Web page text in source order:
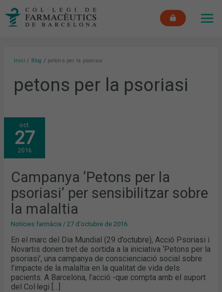
Inici Blog petons per la psoriasi
petons per la psoriasi
oct.
27
2016
Campanya ‘Petons per la
psoriasi’ per sensibilitzar sobre
la malaltia
Notícies farmàcia /27 d'octubre de 2016
En el marc del Dia Mundial (29 d’octubre), Acció Psoriasi i
Novartis donen tret de sortida a la iniciativa ‘Petons per la
psoriasi’, una campanya de conscienciació social sobre
l’impacte de la malaltia en la qualitat de vida dels
pacients. A Barcelona, l’acció -que compta amb el suport
del Col·legi […]
CAMPANYA
‘PETONS
PER
LA
PSORIASI’
PER
SENSIBILITZAR
MALALTIA